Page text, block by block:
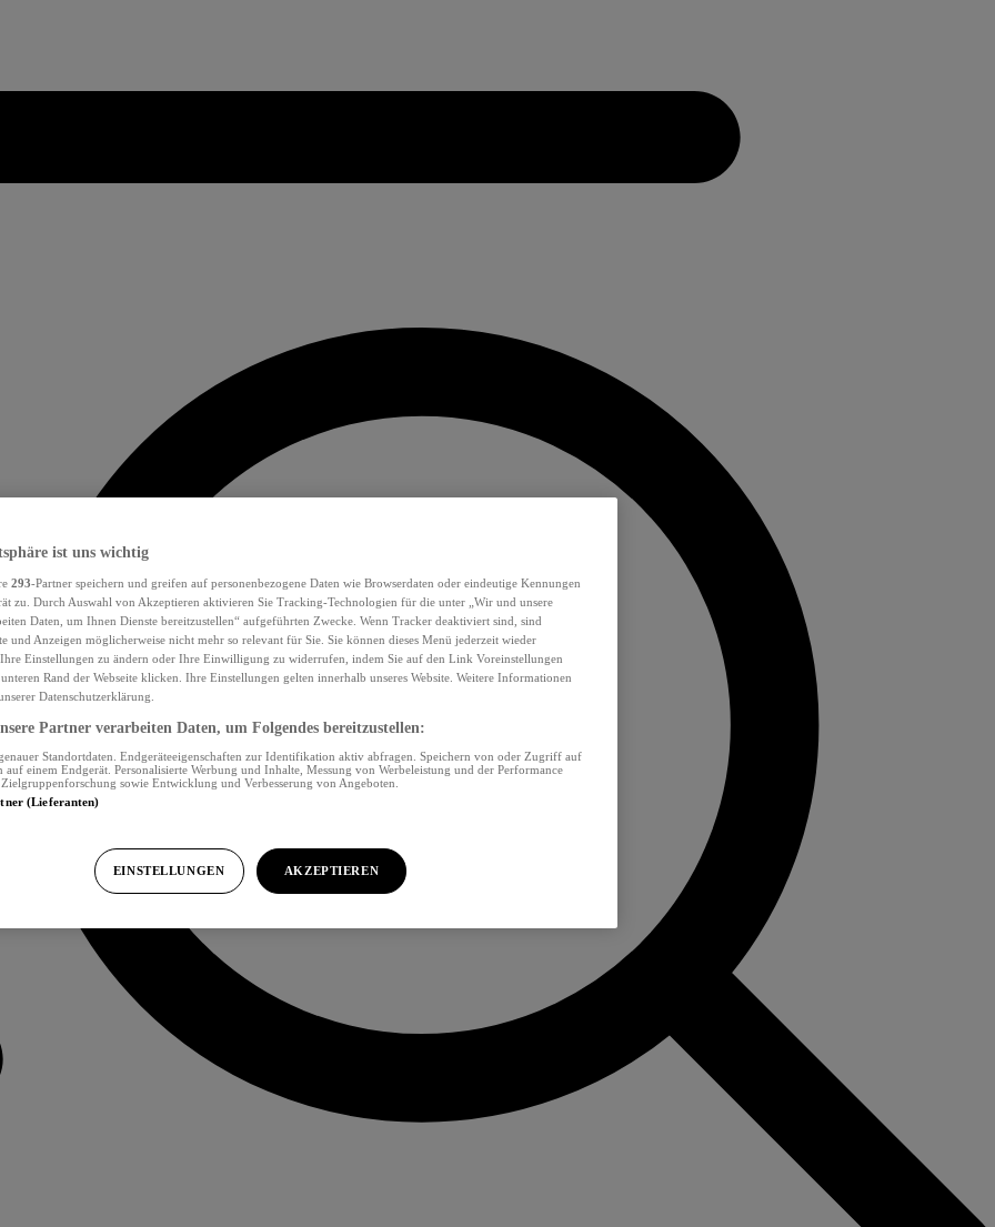
ist uns wichtig
293-Partner speichern und greifen auf personenbezogene Daten wie Browserdaten oder eindeutige Kennungen
zu. Durch Auswahl von Akzeptieren aktivieren Sie Tracking-Technologien für die unter „Wir und unsere
Daten, um Ihnen Dienste bereitzustellen“ aufgeführten Zwecke. Wenn Tracker deaktiviert sind, sind
und Anzeigen möglicherweise nicht mehr so relevant für Sie. Sie können dieses Menü jederzeit wieder
Einstellungen zu ändern oder Ihre Einwilligung zu widerrufen, indem Sie auf den Link Voreinstellungen
Rand der Webseite klicken. Ihre Einstellungen gelten innerhalb unseres Website. Weitere Informationen
Datenschutzerklärung.
Partner verarbeiten Daten, um Folgendes bereitzustellen:
Standortdaten. Endgeräteeigenschaften zur Identifikation aktiv abfragen. Speichern von oder Zugriff auf
einem Endgerät. Personalisierte Werbung und Inhalte, Messung von Werbeleistung und der Performance
sowie Entwicklung und Verbesserung von Angeboten.
(Lieferanten)
EINSTELLUNGEN AKZEPTIEREN